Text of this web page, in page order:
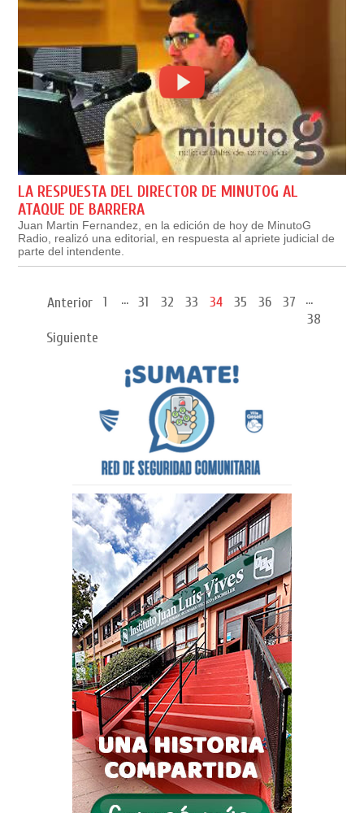
LA RESPUESTA DEL DIRECTOR DE MINUTOG AL
ATAQUE DE BARRERA
Juan Martin Fernandez, en la edición de hoy de MinutoG
Radio, realizó una editorial, en respuesta al apriete judicial de
parte del intendente.
Anterior 1 ... 31 32 33 34 35 36 37
...
38
Siguiente